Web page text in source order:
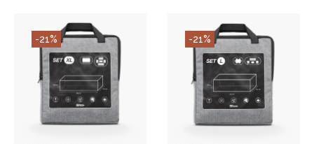
-21%
AGGIUNGI AL
CARRELLO
-21%
AGGIUNGI AL
CARRELLO